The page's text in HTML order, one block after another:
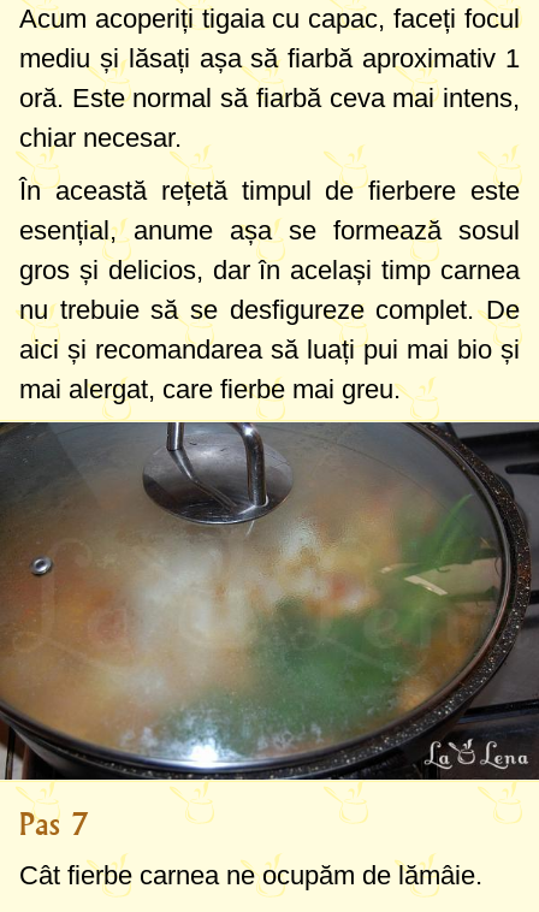
Acum acoperiți tigaia cu capac, faceți focul
mediu și lăsați așa să fiarbă aproximativ 1
oră. Este normal să fiarbă ceva mai intens,
chiar necesar.
În această rețetă timpul de fierbere este
esențial, anume așa se formează sosul
gros și delicios, dar în același timp carnea
nu trebuie să se desfigureze complet. De
aici și recomandarea să luați pui mai bio și
mai alergat, care fierbe mai greu.
Pas 7
Cât fierbe carnea ne ocupăm de lămâie.